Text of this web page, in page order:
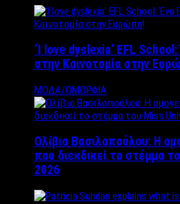
‘Ι love dyslexia’ EFL
στην Καινοτομία στην
ΜΟΔΑ/ΟΜΟΡΦΙΑ
Ολίβια Βασιλοπούλου: Η
που διεκδικεί το στέμμα
2026